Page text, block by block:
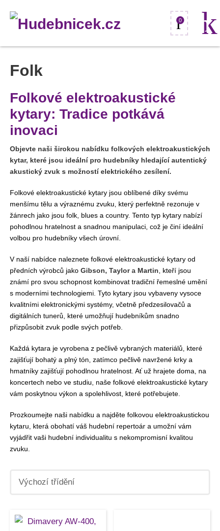
0
Folk
Folkové elektroakustické
kytary: Tradice potkává
inovaci
Objevte naši širokou nabídku folkových elektroakustických
kytar, které jsou ideální pro hudebníky hledající autentický
akustický zvuk s možností elektrického zesílení.
Folkové elektroakustické kytary jsou oblíbené díky svému
menšímu tělu a výraznému zvuku, který perfektně rezonuje v
žánrech jako jsou folk, blues a country. Tento typ kytary nabízí
pohodlnou hratelnost a snadnou manipulaci, což je činí ideální
volbou pro hudebníky všech úrovní.
V naší nabídce naleznete folkové elektroakustické kytary od
předních výrobců jako Gibson, Taylora Martin , kteří jsou
známí pro svou schopnost kombinovat tradiční řemeslné umění
s moderními technologiemi. Tyto kytary jsou vybaveny vysoce
kvalitními elektronickými systémy, včetně předzesilovačů a
digitálních tunerů, které umožňují hudebníkům snadno
přizpůsobit zvuk podle svých potřeb.
Každá kytara je vyrobena z pečlivě vybraných materiálů, které
zajišťují bohatý a plný tón, zatímco pečlivě navržené krky a
hmatníky zajišťují pohodlnou hratelnost. Ať už hrajete doma, na
koncertech nebo ve studiu, naše folkové elektroakustické kytary
vám poskytnou výkon a spolehlivost, které potřebujete.
Prozkoumejte naši nabídku a najděte folkovou elektroakustickou
kytaru, která obohatí váš hudební repertoár a umožní vám
vyjádřit vaši hudební individualitu s nekompromisní kvalitou
zvuku.